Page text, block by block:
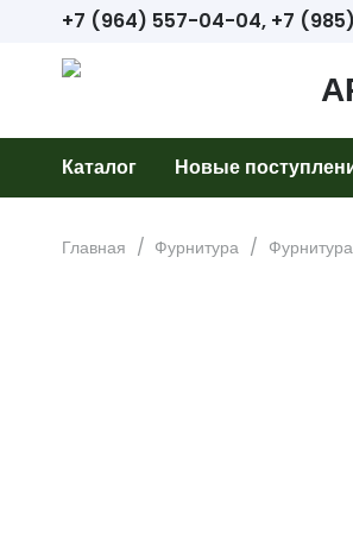
+7 (964) 557-04-04, +7
Каталог Новые
Главная / Фурнитура /